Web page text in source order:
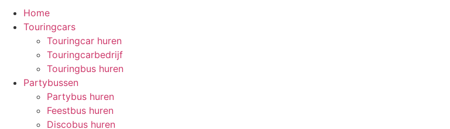
Home
Touringcars
Touringcar huren
Touringcarbedrijf
Touringbus huren
Partybussen
Partybus huren
Feestbus huren
Discobus huren